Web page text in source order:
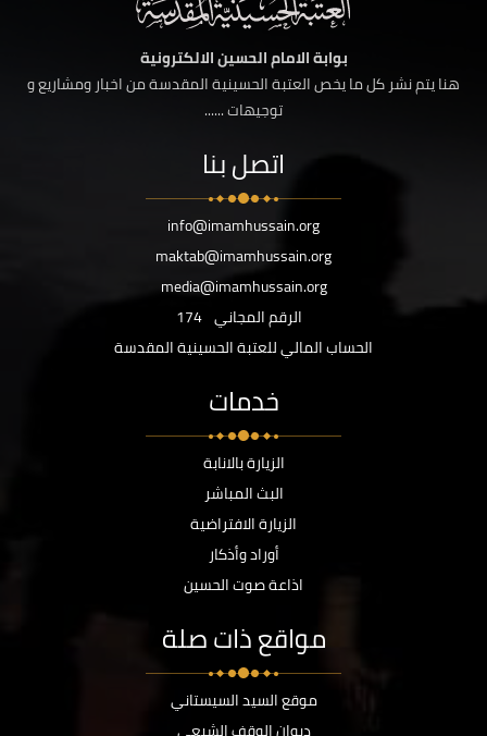
بوابة الامام الحسين الالكترونية
هنا يتم نشر كل ما يخص العتبة الحسينية المقدسة من اخبار ومشاريع و
توجيهات ......
اتصل بنا
info@imamhussain.org
maktab@imamhussain.org
media@imamhussain.org
الرقم المجاني 174
الحساب المالي للعتبة الحسينية المقدسة
خدمات
الزيارة بالانابة
البث المباشر
الزيارة الافتراضية
أوراد وأذكار
اذاعة صوت الحسين
مواقع ذات صلة
موقع السيد السيستاني